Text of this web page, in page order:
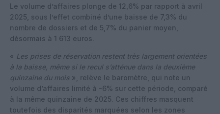
Le volume d’affaires plonge de 12,6% par rapport à avril
2025, sous l’effet combiné d’une baisse de 7,3% du
nombre de dossiers et de 5,7% du panier moyen,
désormais à 1 613 euros.
« Les prises de réservation restent très largement orientées
à la baisse, même si le recul s’atténue dans la deuxième
quinzaine du mois », relève le baromètre, qui note un
volume d’affaires limité à -6% sur cette période, comparé
à la même quinzaine de 2025. Ces chiffres masquent
toutefois des disparités marquées selon les zones